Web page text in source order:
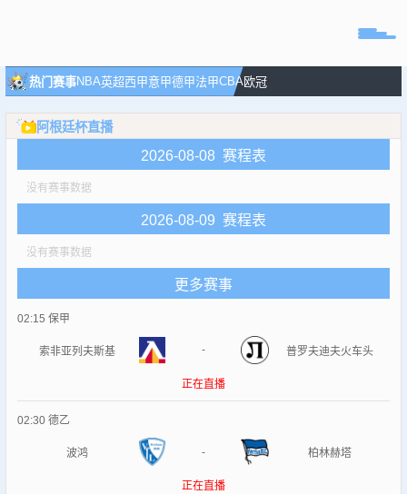
播
队
热门赛事NBA英超西甲意甲德甲法甲CBA欧冠
阿根廷杯直播
2026-08-08 赛程表
没有赛事数据
2026-08-09 赛程表
没有赛事数据
更多赛事
02:15 保甲
索非亚列夫斯基 - 普罗夫迪夫火车头
正在直播
02:30 德乙
波鸿 - 柏林赫塔
正在直播